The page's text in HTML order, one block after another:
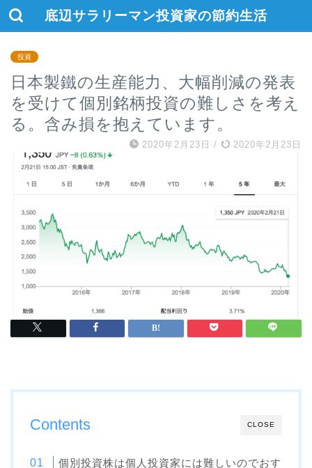
底辺サラリーマン投資家の節約生活
投資
日本製鐵の生産能力、大幅削減の発表
を受けて個別銘柄投資の難しさを考え
る。含み損を抱えています。
2020年2月23日 / 2020年2月23日
CLOSE
Contents
個別投資株は個人投資家には難しいのでおす